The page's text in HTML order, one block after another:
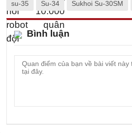
su-35 Su-34 Sukhoi Su-30SM
Bình luận